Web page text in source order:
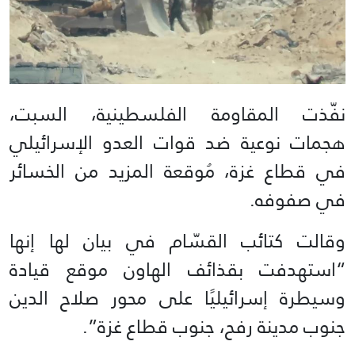
نفّذت المقاومة الفلسطينية، السبت،
هجمات نوعية ضد قوات العدو الإسرائيلي
في قطاع غزة، مُوقعة المزيد من الخسائر
في صفوفه.
وقالت كتائب القسّام في بيان لها إنها
“استهدفت بقذائف الهاون موقع قيادة
وسيطرة إسرائيليًا على محور صلاح الدين
جنوب مدينة رفح، جنوب قطاع غزة”.